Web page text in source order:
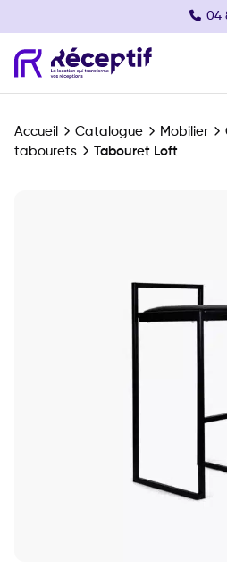
04
Navigation principale
Accueil Catalogue Mobilier
tabourets
Tabouret Loft